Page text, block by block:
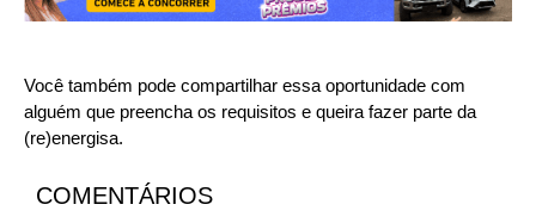
Você também pode compartilhar essa oportunidade com
alguém que preencha os requisitos e queira fazer parte da
(re)energisa.
COMENTÁRIOS